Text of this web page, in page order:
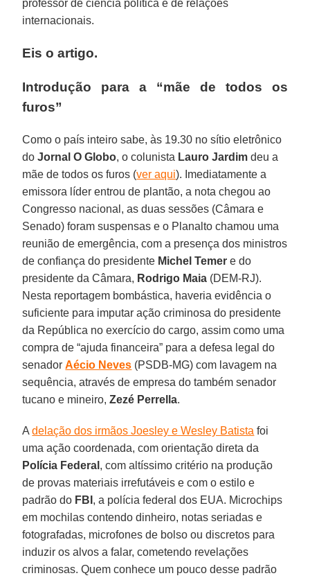
professor de ciência política e de relações
internacionais.
Eis o artigo.
Introdução para a “mãe de todos os
furos”
Como o país inteiro sabe, às 19.30 no sítio eletrônico
doJornal O Globo, o colunista Lauro Jardim deu a
mãe de todos os furos (ver aqui). Imediatamente a
emissora líder entrou de plantão, a nota chegou ao
Congresso nacional, as duas sessões (Câmara e
Senado) foram suspensas e o Planalto chamou uma
reunião de emergência, com a presença dos ministros
de confiança do presidente Michel Temer e do
presidente da Câmara, Rodrigo Maia (DEM-RJ).
Nesta reportagem bombástica, haveria evidência o
suficiente para imputar ação criminosa do presidente
da República no exercício do cargo, assim como uma
compra de “ajuda financeira” para a defesa legal do
senadorAécio Neves (PSDB-MG) com lavagem na
sequência, através de empresa do também senador
tucano e mineiro, Zezé Perrella.
Adelação dos irmãos Joesley e Wesley Batista foi
uma ação coordenada, com orientação direta da
Polícia Federal , com altíssimo critério na produção
de provas materiais irrefutáveis e com o estilo e
padrão do FBI , a polícia federal dos EUA. Microchips
em mochilas contendo dinheiro, notas seriadas e
fotografadas, microfones de bolso ou discretos para
induzir os alvos a falar, cometendo revelações
criminosas. Quem conhece um pouco desse padrão